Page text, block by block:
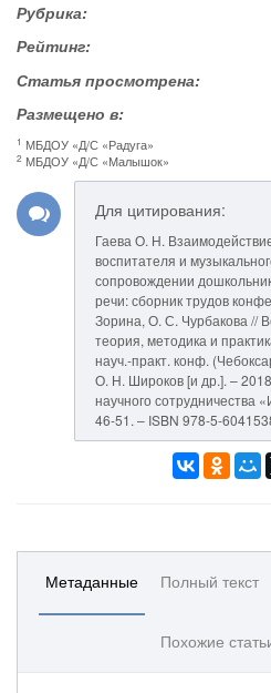
Рубрика:
Рейтинг:
Статья просмотрена:
Размещено в:
1 МБДОУ «Д/С «Радуга»
2 МБДОУ «Д/С «Малышок»
Для цитирования:
Гаева О. Н.
воспитателя и
сопровождении
речи: сборник трудов
Зорина, О. С. Чурбакова //
теория, методика и
науч.-практ. конф.
О. Н. Широков [и др.]. –
научного сотрудничества
46-51. – ISBN 978-5-
Метаданные Полный текст
Похожие